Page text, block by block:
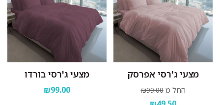
מצעי ג'רסי אפרסק
החל מ ₪99.00
מצעי ג'רסי בורדו
₪99.00